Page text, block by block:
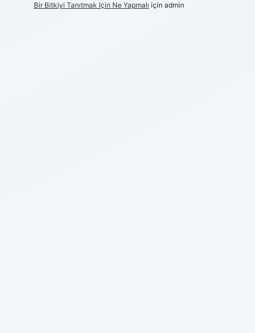
Bir Bitkiyi Tanıtmak Için Ne Yapmalı için admin